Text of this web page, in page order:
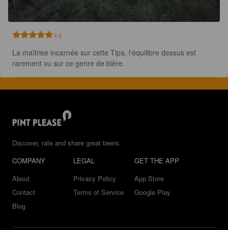
4.8
La maîtrise incarnée sur cette Tipa, l'équilibre dessus est
rarement vu sur ce genre de bière.
Discover, rate and share great beers.
COMPANY
About
Contact
Blog
LEGAL
Privacy Policy
Terms of Service
GET THE APP
App Store
Google Play